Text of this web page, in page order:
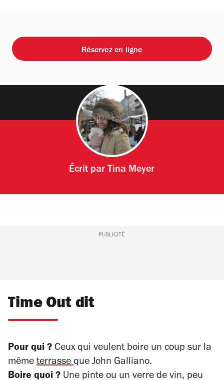
Réservez en ligne
Écrit par Tina Meyer
PUBLICITÉ
Time Out dit
Pour qui ? Ceux qui veulent boire un coup sur la
même terrasseque John Galliano.
Boire quoi ? Une pinte ou un verre de vin, peu